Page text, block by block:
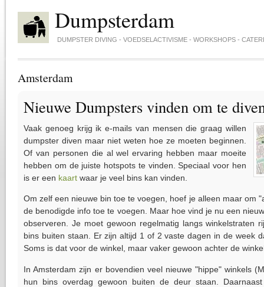
Dumpsterdam
DUMPSTER DIVING - VOEDSELACTIVISME - WORKSHOPS -
Amsterdam
Nieuwe Dumpsters vinden om te
Vaak genoeg krijg ik e-mails van mensen die graag willen
dumpster diven maar niet weten hoe ze moeten beginnen.
Of van personen die al wel ervaring hebben maar moeite
hebben om de juiste hotspots te vinden. Speciaal voor hen
is er een kaart waar je veel bins kan vinden.
Om zelf een nieuwe bin toe te voegen, hoef je alleen maar om
de benodigde info toe te voegen. Maar hoe vind je nu een
observeren. Je moet gewoon regelmatig langs winkelstraten
bins buiten staan. Er zijn altijd 1 of 2 vaste dagen in de week
Soms is dat voor de winkel, maar vaker gewoon achter de
In Amsterdam zijn er bovendien veel nieuwe "hippe" winkels
hun bins overdag gewoon buiten de deur staan.